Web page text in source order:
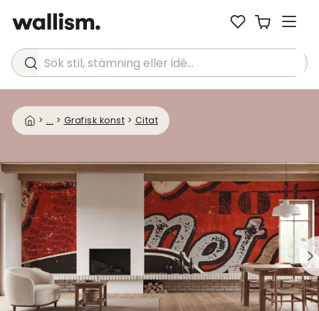
Sök stil, stämning eller idé...
> ... > Grafisk konst > Citat